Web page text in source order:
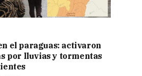
el paraguas: activaron
por lluvias y tormentas